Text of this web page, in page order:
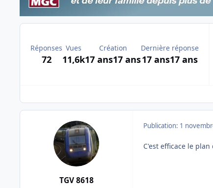
Réponses
72
Vues
11,6k
Création
17 ans17 ans
Dernière réponse
17 ans17 ans
TGV 8618
Publication: 1
C'est efficace le